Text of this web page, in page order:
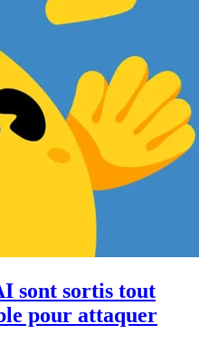
sont sortis tout
pour attaquer